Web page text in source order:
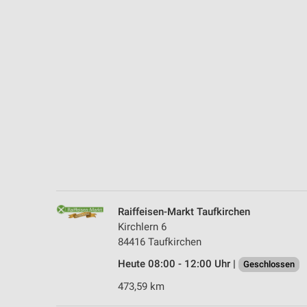
Raiffeisen-Markt Taufkirchen
Kirchlern 6
84416 Taufkirchen
Heute 08:00 - 12:00 Uhr |
Geschlossen
473,59 km
Notwendig